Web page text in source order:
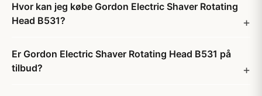
Hvor kan jeg købe Gordon Electric Shaver Rotating
Head B531?
Er Gordon Electric Shaver Rotating Head B531 på
tilbud?